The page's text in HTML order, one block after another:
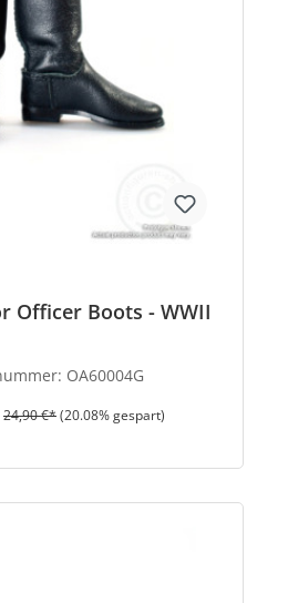
Officer Boots - WWII
OA60004G
24,90 €*(20.08% gespart)